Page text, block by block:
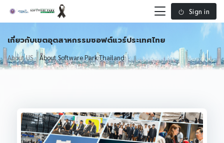
Sign in
เกี่ยวกับเขตอุตสาหกรรมซอฟต์แวร์ประเทศไทย
About US About Software Park Thailand